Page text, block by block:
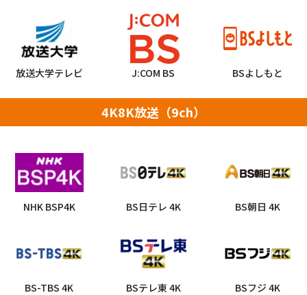
放送大学テレビ J:COM BS BSよしもと
4K8K放送（9ch）
NHK BSP4K BS日テレ 4K BS朝日 4K
BS-TBS 4K BSテレ東 4K BSフジ 4K